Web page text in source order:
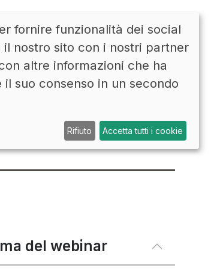
ENG
migliorare
del webinar
fornire funzionalità dei social
nostro sito con i nostri partner
altre informazioni che ha
suo consenso in un secondo
Rifiuto Accetta tutti i cookie